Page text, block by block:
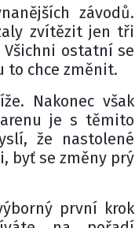
závodů.
zvítězit jen tři
Všichni ostatní se
to chce změnit.
Nakonec však
je s těmito
že nastolené
byť se změny prý
první krok